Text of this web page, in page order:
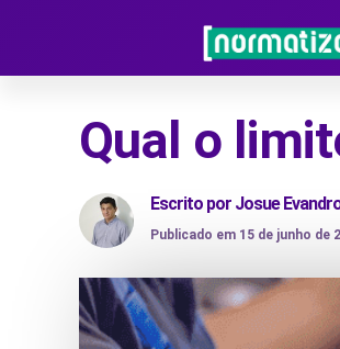
Qual o
Escrito por Josue
Publicado em 15 de junho de